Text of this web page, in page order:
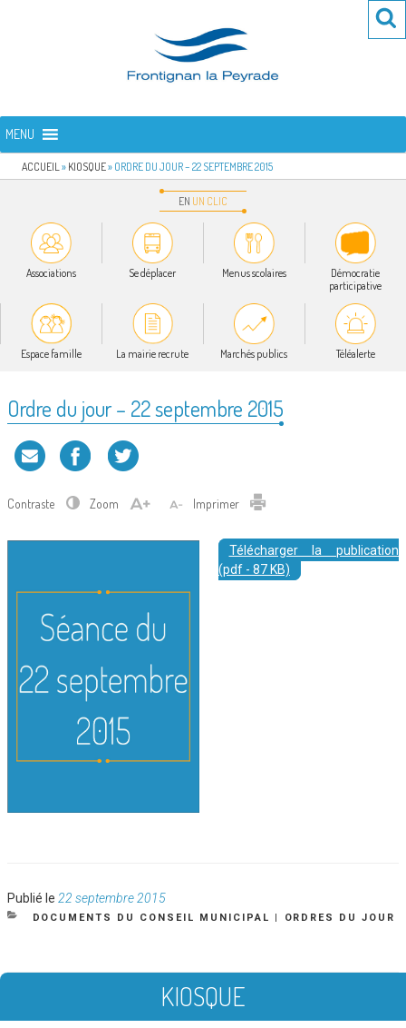
FRONTIGNAN LA PEYRADE
MENU
ACCUEIL » KIOSQUE» ORDRE DU JOUR – 22 SEPTEMBRE 2015
EN UN CLIC
Associations Se déplacer Menus scolaires
Démocratie
participative
Espace famille La mairie recrute Marchés publics Téléalerte
Ordre du jour – 22 septembre 2015
Contraste Zoom Imprimer
Télécharger la publication
(pdf - 87 KB)
Publié le Publié
le
22 septembre 2015
CATÉGORIES
DOCUMENTS DU CONSEIL MUNICIPAL ORDRES DU JOUR
KIOSQUE